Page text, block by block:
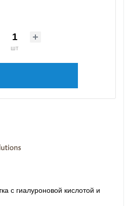
шт
с гиалуроновой кислотой и